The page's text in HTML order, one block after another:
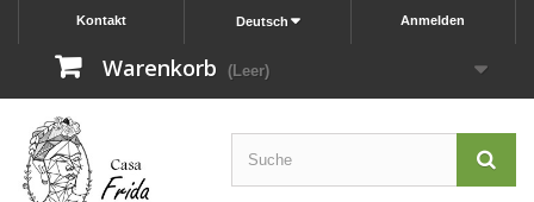
Anmelden
Deutsch
Kontakt
Warenkorb (Leer)